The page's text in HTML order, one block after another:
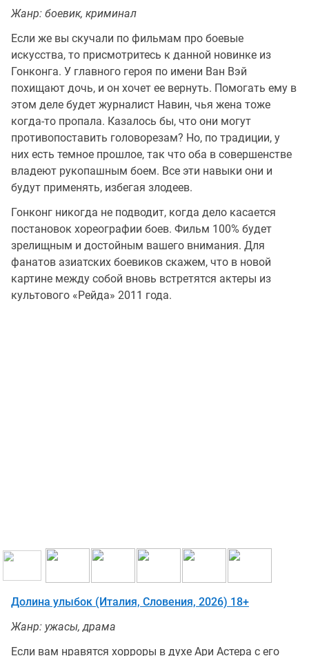
Жанр: боевик, криминал
Если же вы скучали по фильмам про боевые
искусства, то присмотритесь к данной новинке из
Гонконга. У главного героя по имени Ван Вэй
похищают дочь, и он хочет ее вернуть. Помогать ему в
этом деле будет журналист Навин, чья жена тоже
когда-то пропала. Казалось бы, что они могут
противопоставить головорезам? Но, по традиции, у
них есть темное прошлое, так что оба в совершенстве
владеют рукопашным боем. Все эти навыки они и
будут применять, избегая злодеев.
Гонконг никогда не подводит, когда дело касается
постановок хореографии боев. Фильм 100% будет
зрелищным и достойным вашего внимания. Для
фанатов азиатских боевиков скажем, что в новой
картине между собой вновь встретятся актеры из
культового «Рейда» 2011 года.
Долина улыбок (Италия, Словения, 2026) 18+
Жанр: ужасы, драма
Если вам нравятся хорроры в духе Ари Астера с его